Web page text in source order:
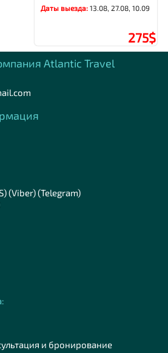
Даты выезда:13.08, 27.08, 10.09
275$
Аtlantic Travel
(Viber) (Telegram)
и бронирование